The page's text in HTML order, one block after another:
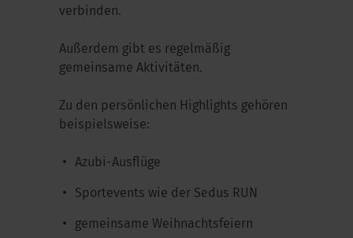
verbinden.
Außerdem gibt es regelmäßig
gemeinsame Aktivitäten.
Zu den persönlichen Highlights gehören
beispielsweise:
Azubi-Ausflüge
Sportevents wie der Sedus RUN
gemeinsame Weihnachtsfeiern